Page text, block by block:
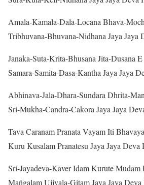
Amala-Kamala-Dala-Locana Bhava-
Tribhuvana-Bhuvana-Nidhana Jaya Jaya
Janaka-Suta-Krita-Bhusana Jita-Dusana E
Samara-Samita-Dasa-Kantha Jaya Jaya
Abhinava-Jala-Dhara-Sundara Dhrita-
Sri-Mukha-Candra-Cakora Jaya Jaya
Tava Caranam Pranata Vayam Iti
Kuru Kusalam Pranatesu Jaya Jaya
Sri-Jayadeva-Kaver Idam Kurute Mudam
Mańgalam Ujjvala-Gitam Jaya Jaya